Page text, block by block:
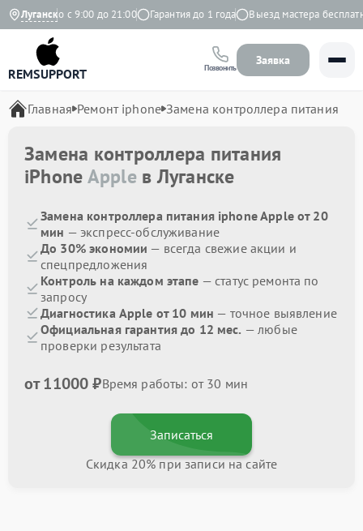
Луганскс 9:00 до 21:00 Гарантия до 1 года Выезд мастера бесплатно
REMSUPPORT Позвонить
Заявка
Главная Ремонт iphone Замена контроллера питания
Замена контроллера питания
iPhoneAppleв Луганске
Замена контроллера питания iphone Apple от 20
мин — экспресс-обслуживание
До 30% экономии — всегда свежие акции и
спецпредложения
Контроль на каждом этапе — статус ремонта по
запросу
Диагностика Apple от 10 мин — точное выявление
Официальная гарантия до 12 мес. — любые
проверки результата
от 11000 ₽Время работы: от 30 мин
Записаться
Скидка 20% при записи на сайте